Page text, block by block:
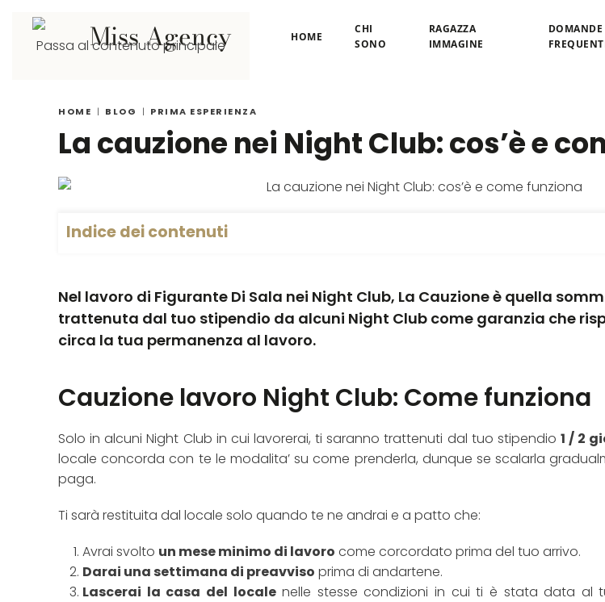
Passa al contenuto principale HOME
CHI
SONO
RAGAZZA
IMMAGINE
DOMANDE
HOME BLOG PRIMA ESPERIENZA
La cauzione nei Night Club: cos’è e
Indice dei contenuti
Nel lavoro di Figurante Di Sala nei Night Club, La Cauzione è quella
trattenuta dal tuo stipendio da alcuni Night Club come garanzia che
circa la tua permanenza al lavoro.
Cauzione lavoro Night Club: Come funziona
Solo in alcuni Night Club in cui lavorerai, ti saranno trattenuti dal tuo stipendio 1 / 2
locale concorda con te le modalita’ su come prenderla, dunque se scalarla
paga.
Ti sarà restituita dal locale solo quando te ne andrai e a patto che:
Avrai svolto un mese minimo di lavoro come corcordato prima del tuo arrivo.
Darai una settimana di preavviso prima di andartene.
Lascerai la casa del localenelle stesse condizioni in cui ti è stata data al